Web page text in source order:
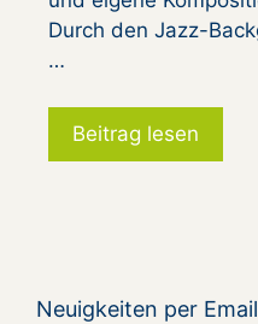
Durch den Jazz-
…
Beitrag lesen
Neuigkeiten per Email